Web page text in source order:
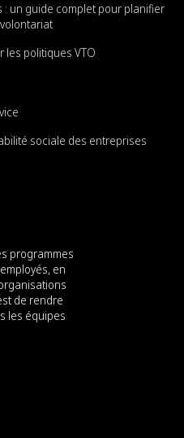
un guide complet pour planifier
les politiques VTO
sociale des entreprises
programmes
en
de rendre
les équipes